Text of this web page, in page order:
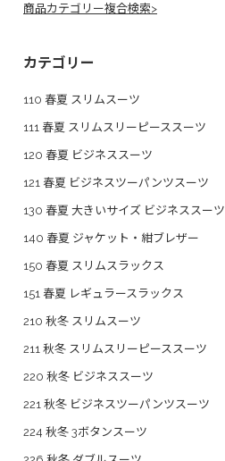
商品カテゴリー複合検索>
カテゴリー
110 春夏 スリムスーツ
111 春夏 スリムスリーピーススーツ
120 春夏 ビジネススーツ
121 春夏 ビジネスツーパンツスーツ
130 春夏 大きいサイズ ビジネススーツ
140 春夏 ジャケット・紺ブレザー
150 春夏 スリムスラックス
151 春夏 レギュラースラックス
210 秋冬 スリムスーツ
211 秋冬 スリムスリーピーススーツ
220 秋冬 ビジネススーツ
221 秋冬 ビジネスツーパンツスーツ
224 秋冬 3ボタンスーツ